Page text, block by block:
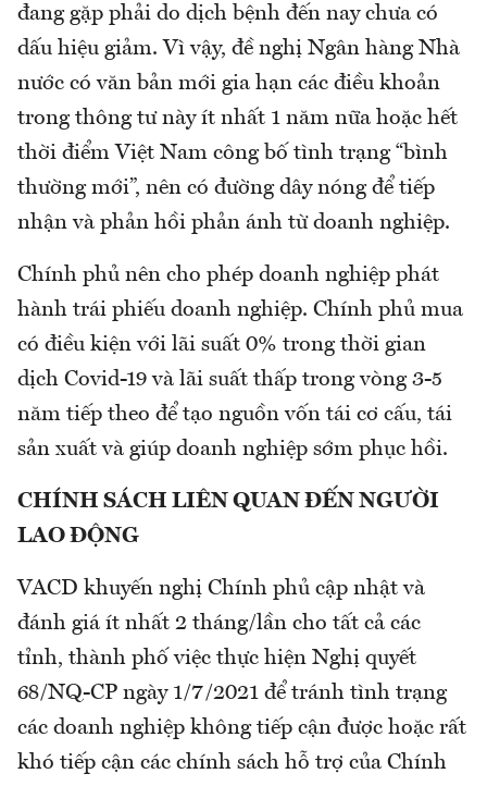
đang gặp phải do dịch bệnh đến nay chưa có
dấu hiệu giảm. Vì vậy, đề nghị Ngân hàng Nhà
nước có văn bản mới gia hạn các điều khoản
trong thông tư này ít nhất 1 năm nữa hoặc hết
thời điểm Việt Nam công bố tình trạng “bình
thường mới”, nên có đường dây nóng để tiếp
nhận và phản hồi phản ánh từ doanh nghiệp.
Chính phủ nên cho phép doanh nghiệp phát
hành trái phiếu doanh nghiệp. Chính phủ mua
có điều kiện với lãi suất 0% trong thời gian
dịch Covid-19 và lãi suất thấp trong vòng 3-5
năm tiếp theo để tạo nguồn vốn tái cơ cấu, tái
sản xuất và giúp doanh nghiệp sớm phục hồi.
CHÍNH SÁCH LIÊN QUAN ĐẾN NGƯỜI
LAO ĐỘNG
VACD khuyến nghị Chính phủ cập nhật và
đánh giá ít nhất 2 tháng/lần cho tất cả các
tỉnh, thành phố việc thực hiện Nghị quyết
68/NQ-CP ngày 1/7/2021 để tránh tình trạng
các doanh nghiệp không tiếp cận được hoặc rất
khó tiếp cận các chính sách hỗ trợ của Chính